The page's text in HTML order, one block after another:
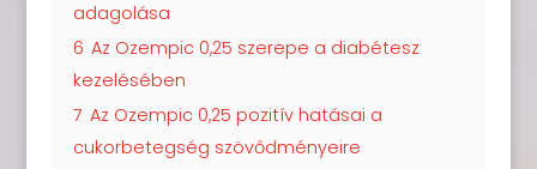
adagolása
6 Az Ozempic 0,25 szerepe a diabétesz
kezelésében
7 Az Ozempic 0,25 pozitív hatásai a
cukorbetegség szövődményeire